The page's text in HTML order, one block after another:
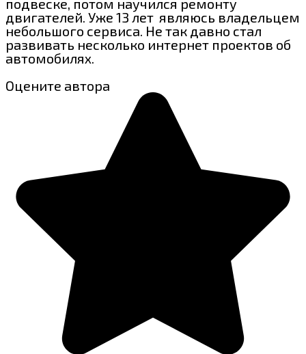
двигателей. Уже 13 лет являюсь владельцем
небольшого сервиса. Не так давно стал
развивать несколько интернет проектов об
автомобилях.
Оцените автора